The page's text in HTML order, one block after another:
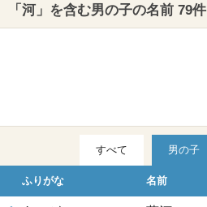
「河」を含む男の子の名前 79件
すべて 男の子
ふりがな 名前